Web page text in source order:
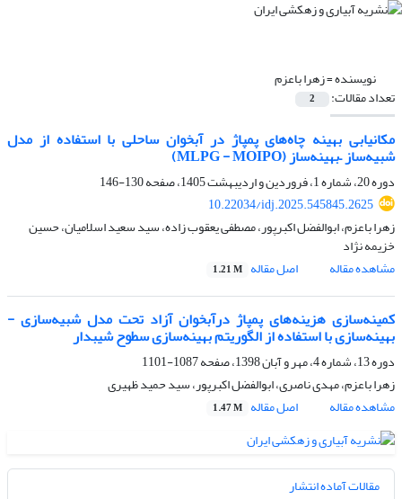
نویسنده =زهرا باعزم
تعداد مقالات: 2
مکانیابی بهینه چاه‌های پمپاژ در آبخوان ساحلی با استفاده از مدل
شبیه‌ساز –بهینه‌ساز (MLPG - MOIPO)
دوره 20، شماره 1، فروردین و اردیبهشت 1405، صفحه
130-146
10.22034/idj.2025.545845.2625
زهرا باعزم، ابوالفضل اکبرپور، مصطفی یعقوب زاده، سید سعید اسلامیان، حسین
خزیمه نژاد
مشاهده مقاله
اصل مقاله 1.21 M
کمینه‌سازی هزینه‌های پمپاژ درآبخوان آزاد تحت مدل شبیه‌سازی -
بهینه‌سازی با استفاده از الگوریتم بهینه‌سازی سطوح شیبدار
دوره 13، شماره 4، مهر و آبان 1398، صفحه
1087-1101
زهرا باعزم، مهدی ناصری، ابوالفضل اکبرپور، سید حمید ظهیری
مشاهده مقاله
اصل مقاله 1.47 M
مقالات آماده انتشار